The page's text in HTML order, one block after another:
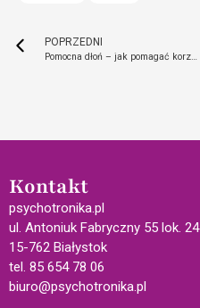
POPRZEDNI
Pomocna dłoń – jak pomagać korzystając z chirologii?
Kontakt
psychotronika.pl
ul. Antoniuk Fabryczny 55 lok. 24
15-762 Białystok
tel. 85 654 78 06
biuro@psychotronika.pl